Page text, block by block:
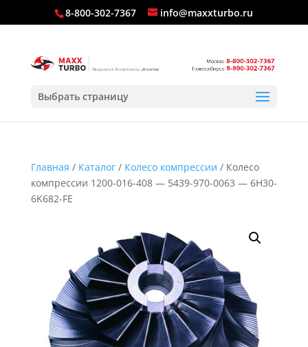
8-800-302-7367 info@maxxturbo.ru
Выбрать страницу
Главная / Каталог/ Колесо компрессии / Колесо
компрессии 1200-016-408 — 5439-970-0063 — 6H30-
6K682-FE